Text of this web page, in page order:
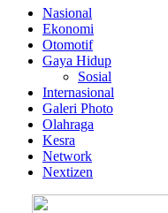
Nasional
Ekonomi
Otomotif
Gaya Hidup
Sosial
Internasional
Galeri Photo
Olahraga
Kesra
Network
Nextizen